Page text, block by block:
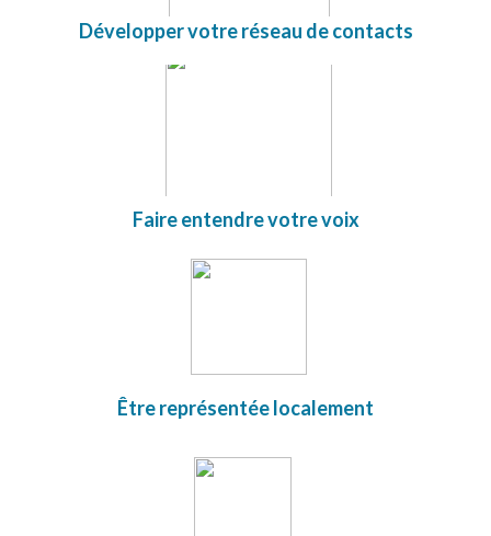
Développer votre réseau de contacts
Faire entendre votre voix
Être représentée localement